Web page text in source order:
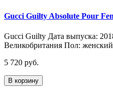
Gucci Guilty Absolute Pour
Gucci Guilty Дата выпуска:
Великобритания Пол:
5 720 руб.
В корзину